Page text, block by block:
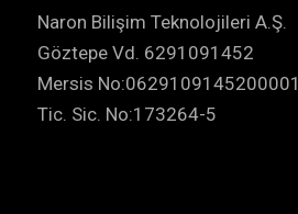
Naron Bilişim Teknolojileri A.Ş.
Göztepe Vd. 6291091452
Mersis No:0629109145200001
Tic. Sic. No:173264-5